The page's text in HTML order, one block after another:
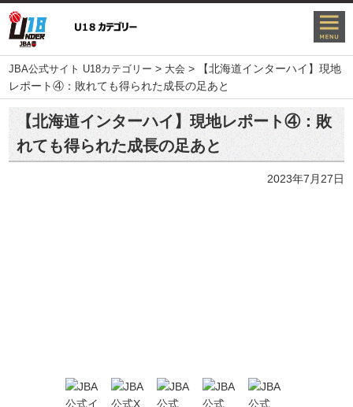
JBA公式サイト U18カテゴリー > 大会 >
【北海道インターハイ】現地
レポート④：敗れても得られた成長の足あと
【北海道インターハイ】現地レポート④：敗
れても得られた成長の足あと
2023年7月27日